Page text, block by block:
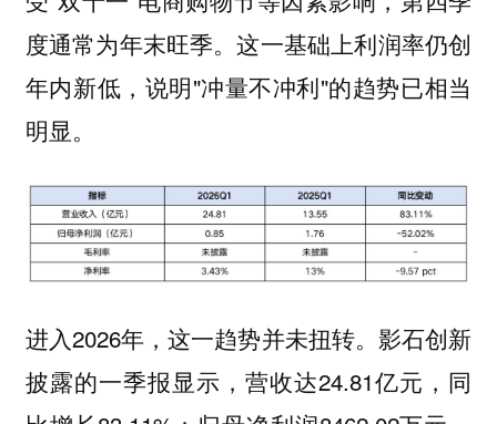
度通常为年末旺季。这一基础上利润率仍创
年内新低，说明"冲量不冲利"的趋势已相当
明显。
进入2026年，这一趋势并未扭转。影石创新
披露的一季报显示，营收达24.81亿元，同